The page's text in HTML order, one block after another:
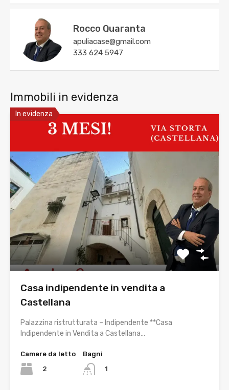
Rocco Quaranta
apuliacase@gmail.com
333 624 5947
Immobili in evidenza
In evidenza
Casa indipendente in vendita a
Castellana
Palazzina ristrutturata – Indipendente **Casa
Indipendente in Vendita a Castellana…
Camere da letto
2
Bagni
1